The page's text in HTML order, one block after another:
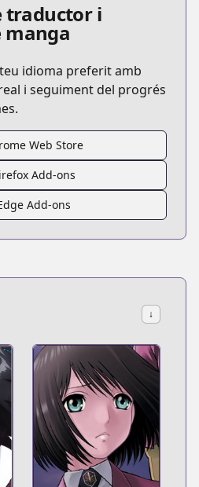
traductor i
manga
idioma preferit amb
i seguiment del progrés
Web Store
Add-ons
Add-ons
↓